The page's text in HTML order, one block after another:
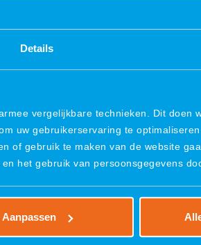
Details
vergelijkbare technieken. Dit doen
uw gebruikerservaring te
of gebruik te maken van de website
het gebruik van persoonsgegevens
Aanpassen
de stand,
zijn op
Advanced
06 mei 2026